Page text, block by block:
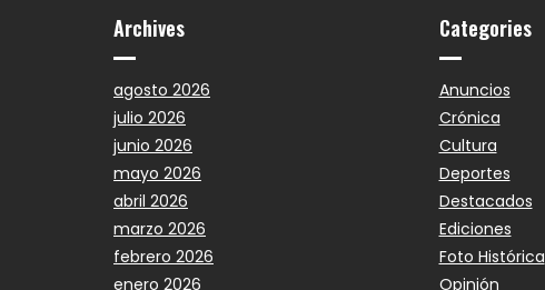
Archives
agosto 2026
julio 2026
junio 2026
mayo 2026
abril 2026
marzo 2026
febrero 2026
enero 2026
Categories
Anuncios
Crónica
Cultura
Deportes
Destacados
Ediciones
Foto Histórica
Opinión